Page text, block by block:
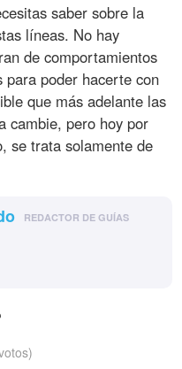
saber sobre la
líneas. No hay
de comportamientos
para poder hacerte con
que más adelante las
cambie, pero hoy por
se trata solamente de
REDACTOR DE GUÍAS